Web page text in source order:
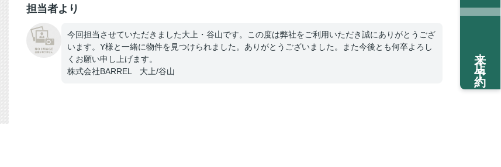
担当者より
今回担当させていただきました大上・谷山です。この度は弊社をご利用いただき誠にありがとうござ
います。Y様と一緒に物件を見つけられました。ありがとうございました。また今後とも何卒よろし
くお願い申し上げます。
株式会社BARREL 大上/谷山
来店予約